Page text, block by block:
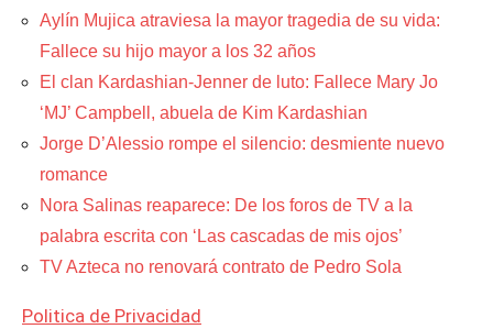
Aylín Mujica atraviesa la mayor tragedia de su vida:
Fallece su hijo mayor a los 32 años
El clan Kardashian-Jenner de luto: Fallece Mary Jo
‘MJ’ Campbell, abuela de Kim Kardashian
Jorge D’Alessio rompe el silencio: desmiente nuevo
romance
Nora Salinas reaparece: De los foros de TV a la
palabra escrita con ‘Las cascadas de mis ojos’
TV Azteca no renovará contrato de Pedro Sola
Politica de Privacidad